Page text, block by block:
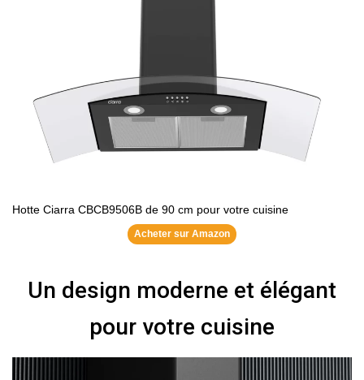
Hotte Ciarra CBCB9506B de 90 cm pour votre cuisine
Acheter sur Amazon
Un design moderne et élégant
pour votre cuisine